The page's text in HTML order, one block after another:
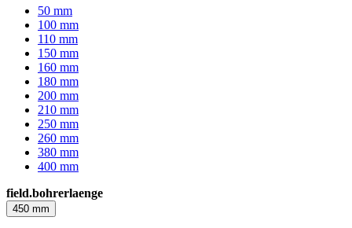
50 mm
100 mm
110 mm
150 mm
160 mm
180 mm
200 mm
210 mm
250 mm
260 mm
380 mm
400 mm
field.bohrerlaenge
450 mm